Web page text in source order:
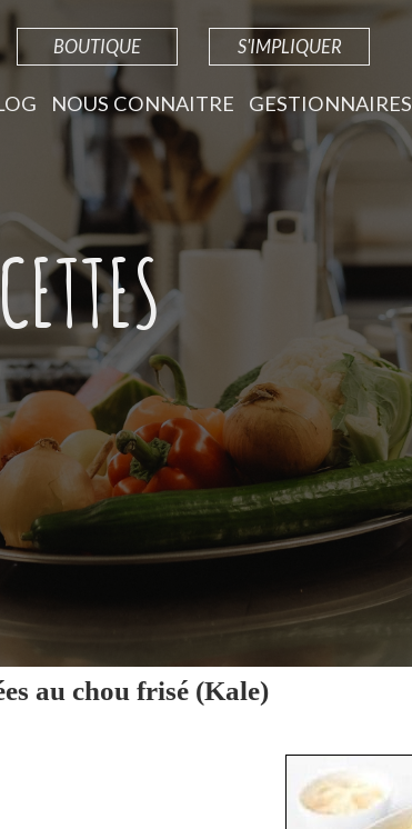
BOUTIQUE S'IMPLIQUER
NOUS CONNAITRE GESTIONNAIRES
au chou frisé (Kale)